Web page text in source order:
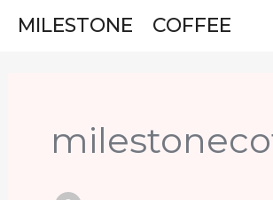
MILESTONE COFFEE
稿